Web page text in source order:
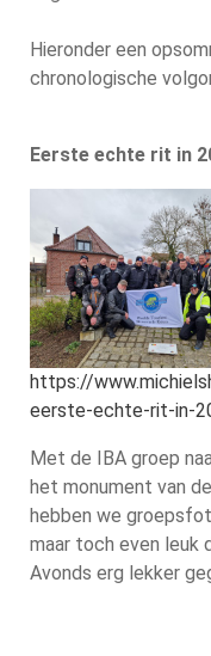
Hieronder een
chronologische
Eerste echte rit in
https://
eerste-echte-rit-in-
Met de IBA groep
het monument van
hebben we
maar toch even leuk
Avonds erg lekker